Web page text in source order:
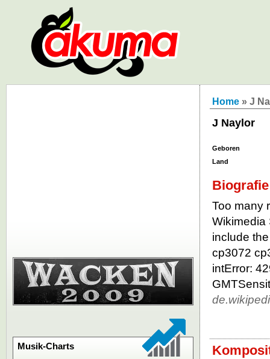
Home » J
J Naylor
Geboren
Land
Biografie
Too many
Wikimedia
include
cp3072
intError:
Musik-Charts